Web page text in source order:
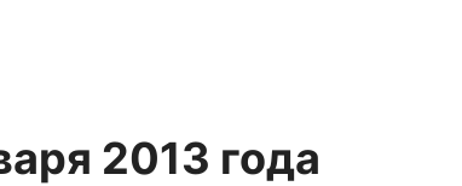
2013 года